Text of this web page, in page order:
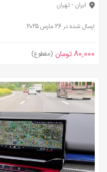
ایران - تهران
ارسال شده در 26 مارس 2025
80,000 تومان (مقطوع)